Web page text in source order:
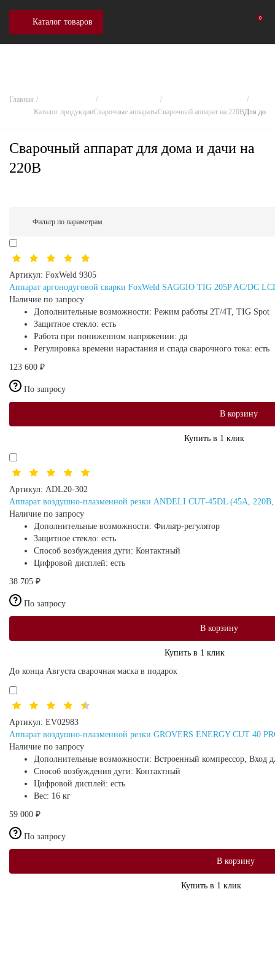
Каталог товаров 0
Главная
Каталог продукцииСварочные аппаратыСварочный аппарат на 220ВДля дома
Сварочный аппарат для дома и дачи на
220В
Фильтр по параметрам
Артикул: FoxWeld 9305
Аппарат аргонодуговой сварки FoxWeld SAGGIO TIG 205P AC/DC
Наличие по запросу
Дополнительные возможности: Режим работы 2Т/4Т, TIG Spot
Защитное стекло: есть
Работа при пониженном напряжении: да
Регулировка времени нарастания и спада сварочного тока: есть
123 600 ₽
По запросу
В корзину
Купить в 1 клик
Артикул: ADL20-302
Аппарат воздушно-плазменной резки ANDELI CUT-45DL (45А,
Наличие по запросу
Дополнительные возможности: Фильтр-регулятор
Защитное стекло: есть
Способ возбуждения дуги: Контактный
Цифровой дисплей: есть
38 705 ₽
По запросу
В корзину
Купить в 1 клик
До конца Августа сварочная маска в подарок
Артикул: EV02983
Аппарат воздушно-плазменной резки GROVERS ENERGY CUT 40
Наличие по запросу
Дополнительные возможности: Встроенный компрессор, Вход
Способ возбуждения дуги: Контактный
Цифровой дисплей: есть
Вес: 16 кг
59 000 ₽
По запросу
В корзину
Купить в 1 клик